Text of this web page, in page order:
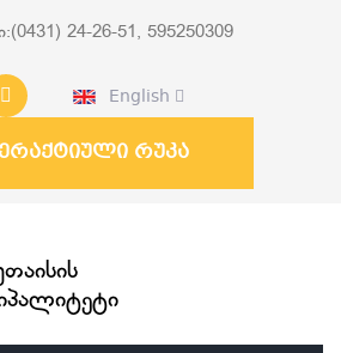
24-26-51, 595250309
English
რუკა